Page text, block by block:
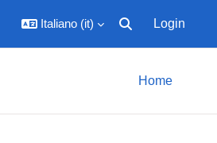
Italiano ‎(it)‎
Attiva/disattiva
Login
Home